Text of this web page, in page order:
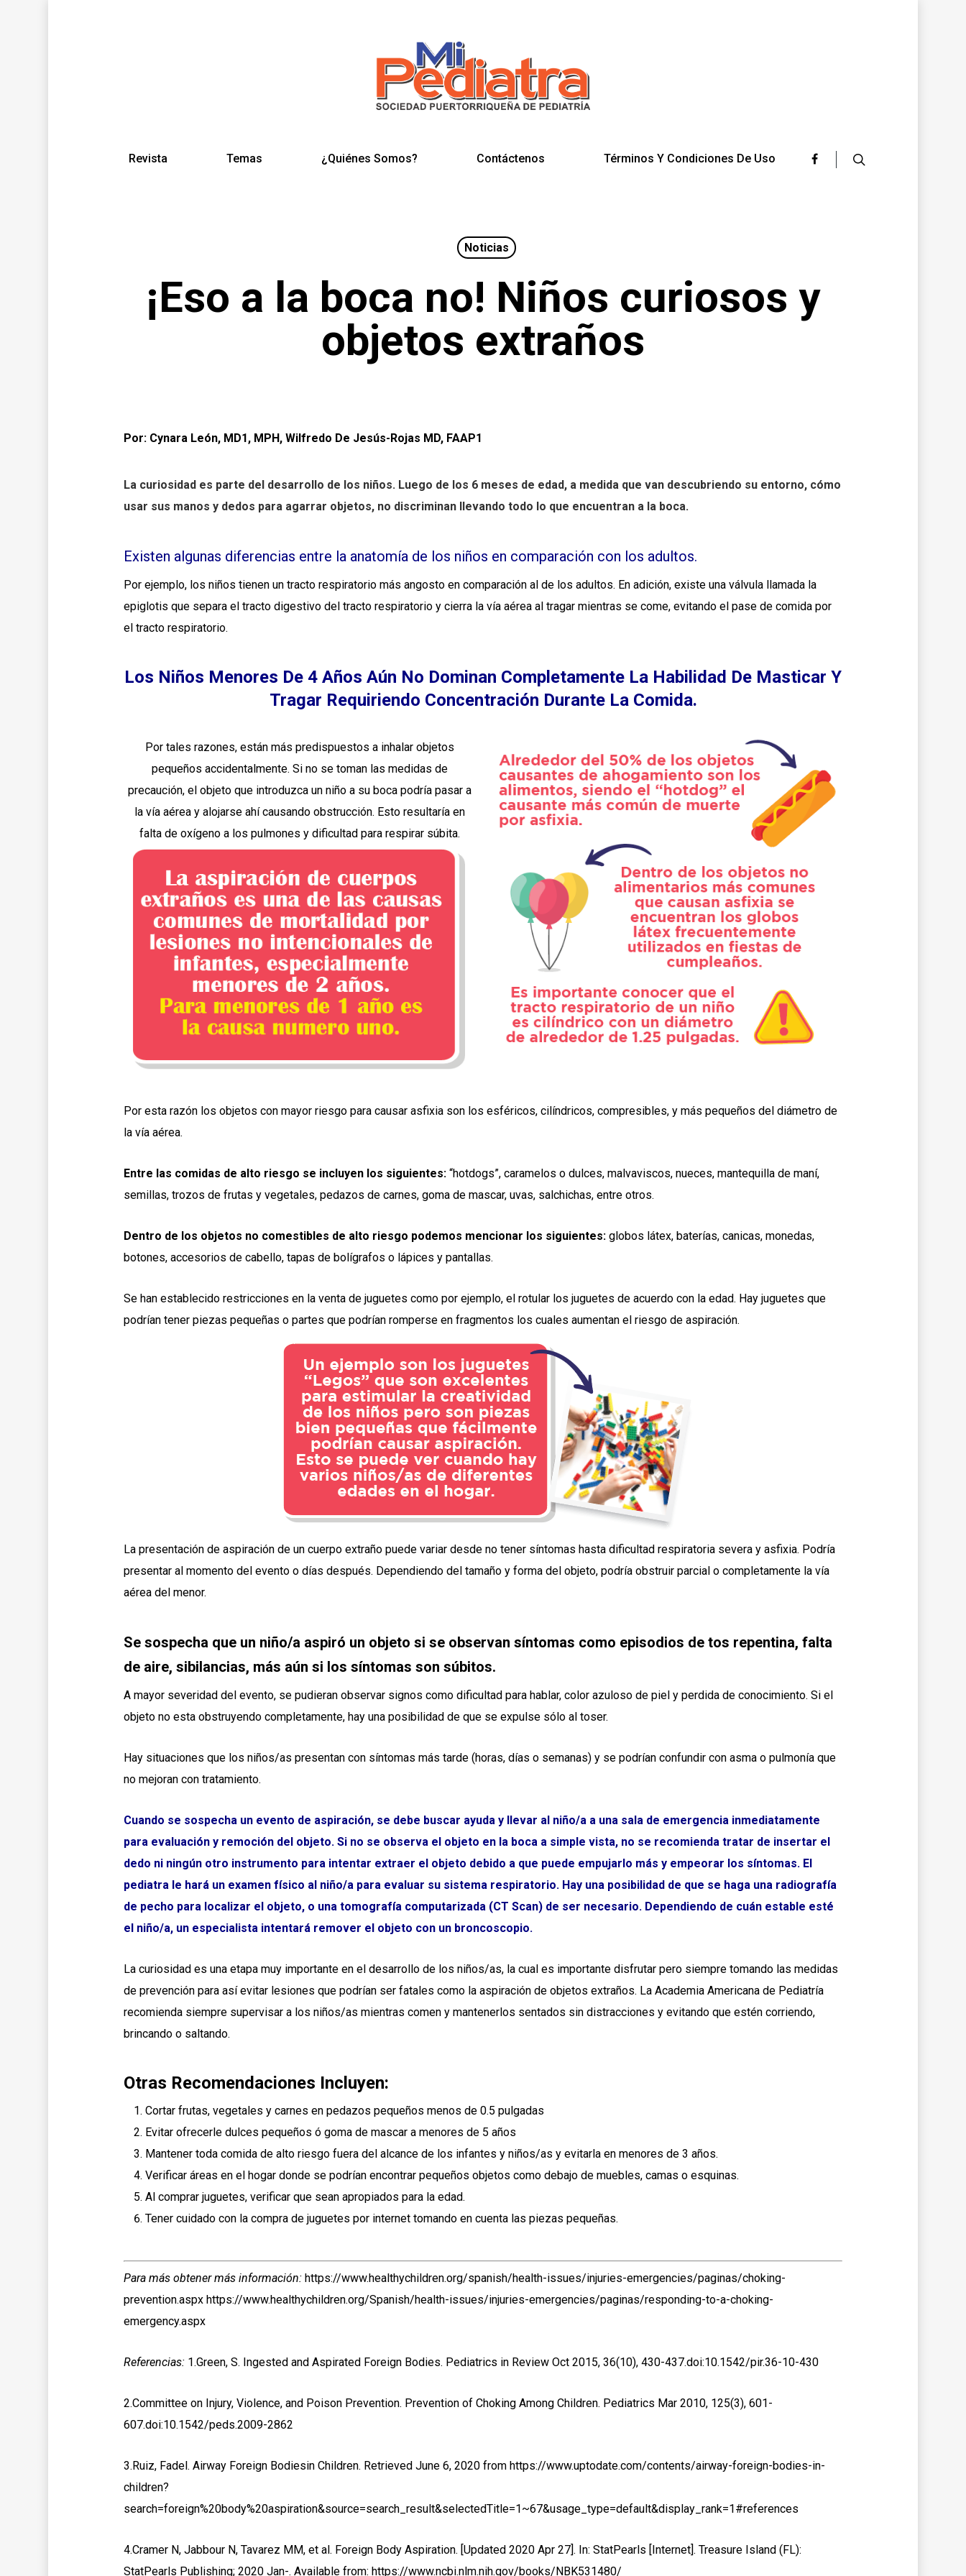
Revista Temas ¿Quiénes Somos? Contáctenos Términos Y Condiciones De Uso
Noticias
¡Eso a la boca no! Niños curiosos y
objetos extraños
Por: Cynara León, MD1, MPH, Wilfredo De Jesús-Rojas MD, FAAP1
La curiosidad es parte del desarrollo de los niños. Luego de los 6 meses de edad, a medida que van descubriendo su entorno, cómo
usar sus manos y dedos para agarrar objetos, no discriminan llevando todo lo que encuentran a la boca.
Existen algunas diferencias entre la anatomía de los niños en comparación con los adultos.
Por ejemplo, los niños tienen un tracto respiratorio más angosto en comparación al de los adultos. En adición, existe una válvula llamada la
epiglotis que separa el tracto digestivo del tracto respiratorio y cierra la vía aérea al tragar mientras se come, evitando el pase de comida por
el tracto respiratorio.
Los Niños Menores De 4 Años Aún No Dominan Completamente La Habilidad De Masticar Y
Tragar Requiriendo Concentración Durante La Comida.
Por tales razones, están más predispuestos a inhalar objetos
pequeños accidentalmente. Si no se toman las medidas de
precaución, el objeto que introduzca un niño a su boca podría pasar a
la vía aérea y alojarse ahí causando obstrucción. Esto resultaría en
falta de oxígeno a los pulmones y dificultad para respirar súbita.
Por esta razón los objetos con mayor riesgo para causar asfixia son los esféricos, cilíndricos, compresibles, y más pequeños del diámetro de
la vía aérea.
Entre las comidas de alto riesgo se incluyen los siguientes: “hotdogs”, caramelos o dulces, malvaviscos, nueces, mantequilla de maní,
semillas, trozos de frutas y vegetales, pedazos de carnes, goma de mascar, uvas, salchichas, entre otros.
Dentro de los objetos no comestibles de alto riesgo podemos mencionar los siguientes: globos látex, baterías, canicas, monedas,
botones, accesorios de cabello, tapas de bolígrafos o lápices y pantallas.
Se han establecido restricciones en la venta de juguetes como por ejemplo, el rotular los juguetes de acuerdo con la edad. Hay juguetes que
podrían tener piezas pequeñas o partes que podrían romperse en fragmentos los cuales aumentan el riesgo de aspiración.
La presentación de aspiración de un cuerpo extraño puede variar desde no tener síntomas hasta dificultad respiratoria severa y asfixia. Podría
presentar al momento del evento o días después. Dependiendo del tamaño y forma del objeto, podría obstruir parcial o completamente la vía
aérea del menor.
Se sospecha que un niño/a aspiró un objeto si se observan síntomas como episodios de tos repentina, falta
de aire, sibilancias, más aún si los síntomas son súbitos.
A mayor severidad del evento, se pudieran observar signos como dificultad para hablar, color azuloso de piel y perdida de conocimiento. Si el
objeto no esta obstruyendo completamente, hay una posibilidad de que se expulse sólo al toser.
Hay situaciones que los niños/as presentan con síntomas más tarde (horas, días o semanas) y se podrían confundir con asma o pulmonía que
no mejoran con tratamiento.
Cuando se sospecha un evento de aspiración, se debe buscar ayuda y llevar al niño/a a una sala de emergencia inmediatamente
para evaluación y remoción del objeto. Si no se observa el objeto en la boca a simple vista, no se recomienda tratar de insertar el
dedo ni ningún otro instrumento para intentar extraer el objeto debido a que puede empujarlo más y empeorar los síntomas. El
pediatra le hará un examen físico al niño/a para evaluar su sistema respiratorio. Hay una posibilidad de que se haga una radiografía
de pecho para localizar el objeto, o una tomografía computarizada (CT Scan) de ser necesario. Dependiendo de cuán estable esté
el niño/a, un especialista intentará remover el objeto con un broncoscopio.
La curiosidad es una etapa muy importante en el desarrollo de los niños/as, la cual es importante disfrutar pero siempre tomando las medidas
de prevención para así evitar lesiones que podrían ser fatales como la aspiración de objetos extraños. La Academia Americana de Pediatría
recomienda siempre supervisar a los niños/as mientras comen y mantenerlos sentados sin distracciones y evitando que estén corriendo,
brincando o saltando.
Otras Recomendaciones Incluyen:
Cortar frutas, vegetales y carnes en pedazos pequeños menos de 0.5 pulgadas
Evitar ofrecerle dulces pequeños ó goma de mascar a menores de 5 años
Mantener toda comida de alto riesgo fuera del alcance de los infantes y niños/as y evitarla en menores de 3 años.
Verificar áreas en el hogar donde se podrían encontrar pequeños objetos como debajo de muebles, camas o esquinas.
Al comprar juguetes, verificar que sean apropiados para la edad.
Tener cuidado con la compra de juguetes por internet tomando en cuenta las piezas pequeñas.
Para más obtener más información: https://www.healthychildren.org/spanish/health-issues/injuries-emergencies/paginas/choking-
prevention.aspx https://www.healthychildren.org/Spanish/health-issues/injuries-emergencies/paginas/responding-to-a-choking-
emergency.aspx
Referencias: 1.Green, S. Ingested and Aspirated Foreign Bodies. Pediatrics in Review Oct 2015, 36(10), 430-437.doi:10.1542/pir.36-10-430
2.Committee on Injury, Violence, and Poison Prevention. Prevention of Choking Among Children. Pediatrics Mar 2010, 125(3), 601-
607.doi:10.1542/peds.2009-2862
3.Ruiz, Fadel. Airway Foreign Bodiesin Children. Retrieved June 6, 2020 from https://www.uptodate.com/contents/airway-foreign-bodies-in-
children?
search=foreign%20body%20aspiration&source=search_result&selectedTitle=1~67&usage_type=default&display_rank=1#references
4.Cramer N, Jabbour N, Tavarez MM, et al. Foreign Body Aspiration. [Updated 2020 Apr 27]. In: StatPearls [Internet]. Treasure Island (FL):
StatPearls Publishing; 2020 Jan-. Available from: https://www.ncbi.nlm.nih.gov/books/NBK531480/